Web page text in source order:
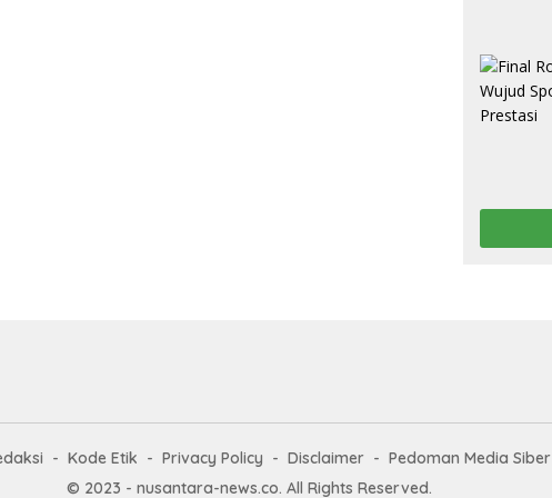
Kode Etik Privacy Policy Disclaimer
Pedoman Media Siber
© 2023 - nusantara-news.co. All Rights Reserved.